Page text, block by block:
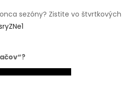
sezóny? Zistite vo štvrtkových